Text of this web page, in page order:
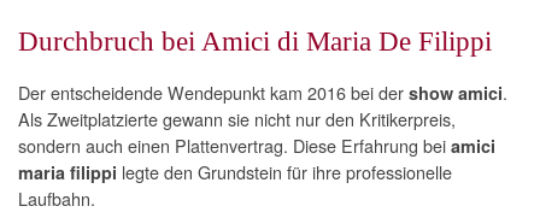
Durchbruch bei Amici di Maria De Filippi
Der entscheidende Wendepunkt kam 2016 bei der show amici.
Als Zweitplatzierte gewann sie nicht nur den Kritikerpreis,
sondern auch einen Plattenvertrag. Diese Erfahrung bei amici
maria filippi legte den Grundstein für ihre professionelle
Laufbahn.